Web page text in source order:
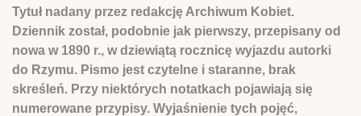
Tytuł nadany przez redakcję Archiwum Kobiet.
Dziennik został, podobnie jak pierwszy, przepisany od
nowa w 1890 r., w dziewiątą rocznicę wyjazdu autorki
do Rzymu. Pismo jest czytelne i staranne, brak
skreśleń. Przy niektórych notatkach pojawiają się
numerowane przypisy. Wyjaśnienie tych pojęć,